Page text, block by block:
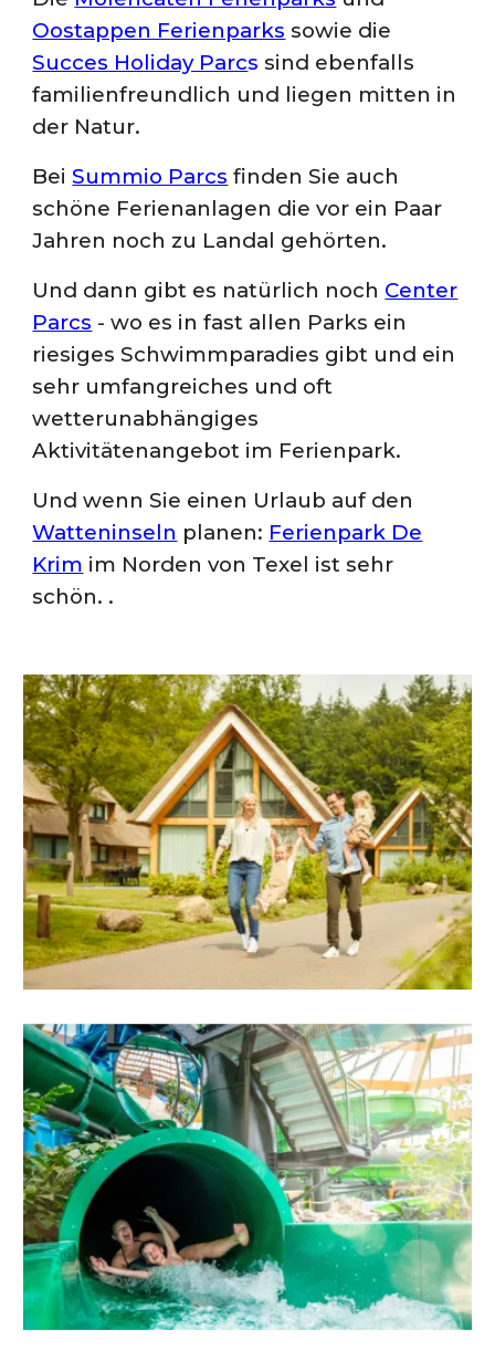
Oostappen Ferienparks sowie die
Succes Holiday Parcs sind ebenfalls
familienfreundlich und liegen mitten in
der Natur.
BeiSummio Parcs finden Sie auch
schöne Ferienanlagen die vor ein Paar
Jahren noch zu Landal gehörten.
Und dann gibt es natürlich noch Center
Parcs - wo es in fast allen Parks ein
riesiges Schwimmparadies gibt und ein
sehr umfangreiches und oft
wetterunabhängiges
Aktivitätenangebot im Ferienpark.
Und wenn Sie einen Urlaub auf den
Watteninseln planen: Ferienpark De
Krim im Norden von Texel ist sehr
schön. .